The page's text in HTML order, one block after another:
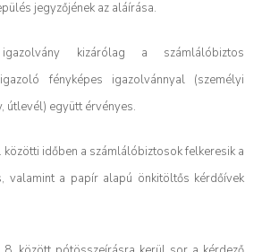
jegyzőjének az aláírása.
kizárólag a számlálóbiztos
fényképes igazolvánnyal (személyi
útlevél) együtt érvényes.
időben a számlálóbiztosok felkeresik a
valamint a papír alapú önkitöltős kérdőívek